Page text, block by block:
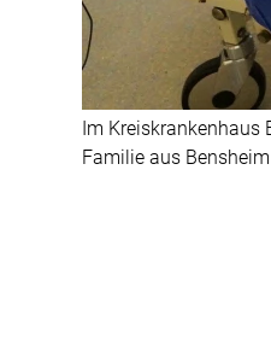
Im Kreiskrankenhaus
Familie aus